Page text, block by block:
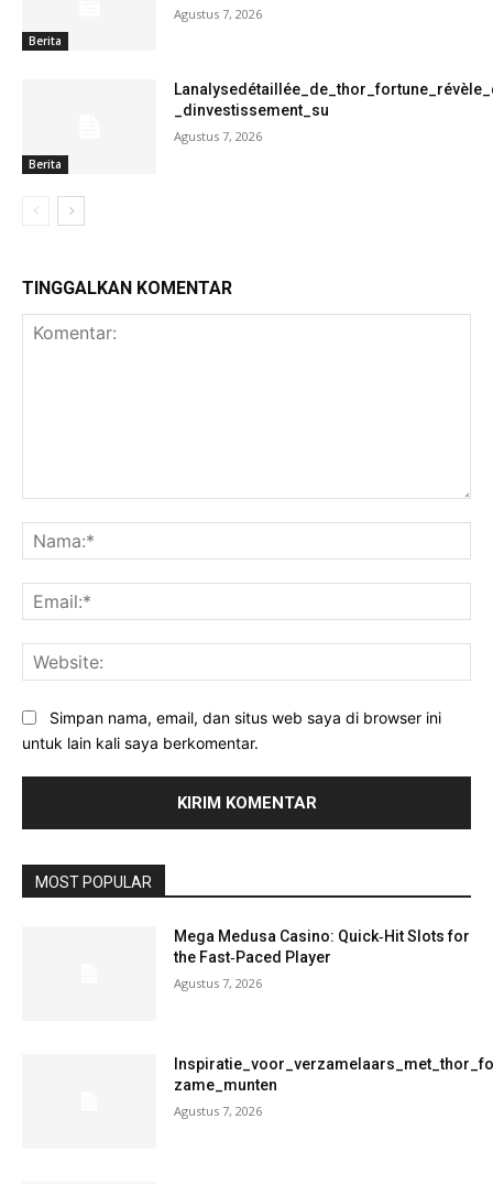
Berita
Agustus 7, 2026
Berita
_dinvestissement_su
Agustus 7, 2026
TINGGALKAN KOMENTAR
Simpan nama, email, dan situs web saya di browser ini
untuk lain kali saya berkomentar.
MOST POPULAR
Mega Medusa Casino: Quick‑Hit Slots for
the Fast‑Paced Player
Agustus 7, 2026
zame_munten
Agustus 7, 2026